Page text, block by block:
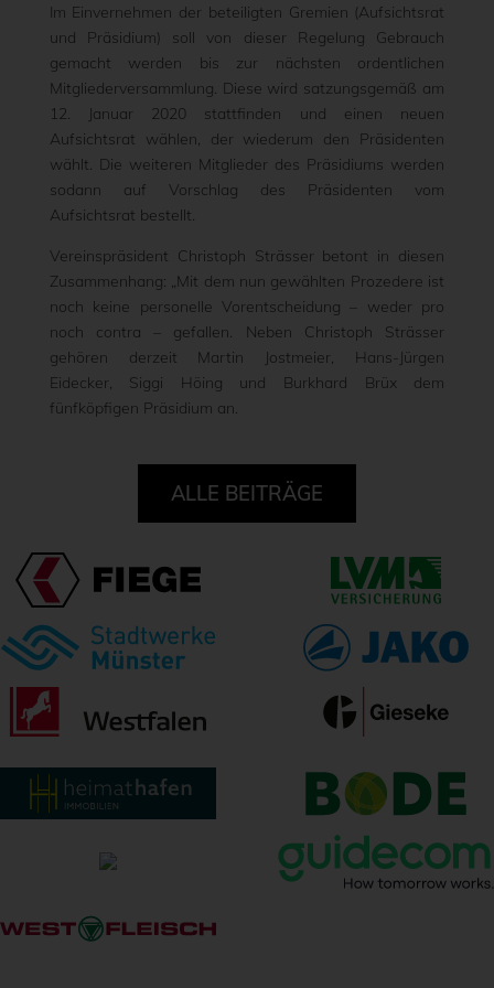
Im Einvernehmen der beteiligten Gremien (Aufsichtsrat
und Präsidium) soll von dieser Regelung Gebrauch
gemacht werden bis zur nächsten ordentlichen
Mitgliederversammlung. Diese wird satzungsgemäß am
12. Januar 2020 stattfinden und einen neuen
Aufsichtsrat wählen, der wiederum den Präsidenten
wählt. Die weiteren Mitglieder des Präsidiums werden
sodann auf Vorschlag des Präsidenten vom
Aufsichtsrat bestellt.
Vereinspräsident Christoph Strässer betont in diesen
Zusammenhang: „Mit dem nun gewählten Prozedere ist
noch keine personelle Vorentscheidung – weder pro
noch contra – gefallen. Neben Christoph Strässer
gehören derzeit Martin Jostmeier, Hans-Jürgen
Eidecker, Siggi Höing und Burkhard Brüx dem
fünfköpfigen Präsidium an.
ALLE BEITRÄGE